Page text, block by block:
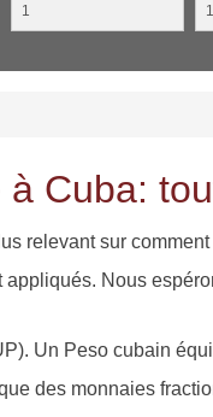
à Cuba:
relevant sur
appliqués. Nous
Un Peso cubain
des monnaies